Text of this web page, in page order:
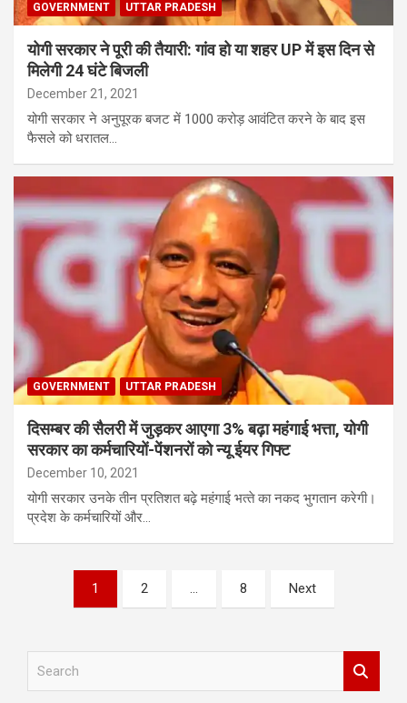
GOVERNMENT UTTAR PRADESH
योगी सरकार ने पूरी की तैयारी: गांव हो या शहर UP में इस दिन से
मिलेगी 24 घंटे बिजली
December 21, 2021
योगी सरकार ने अनुपूरक बजट में 1000 करोड़ आवंटित करने के बाद इस
फैसले को धरातल…
GOVERNMENT UTTAR PRADESH
दिसम्बर की सैलरी में जुड़कर आएगा 3% बढ़ा महंगाई भत्ता, योगी
सरकार का कर्मचारियों-पेंशनरों को न्यू ईयर गिफ्ट
December 10, 2021
योगी सरकार उनके तीन प्रतिशत बढ़े महंगाई भत्‍ते का नकद भुगतान करेगी।
प्रदेश के कर्मचारियों और…
pagination
1 2 … 8 Next